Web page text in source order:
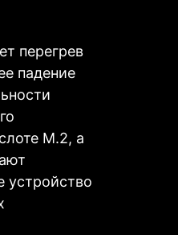
перегрев
падение
M.2, а
устройство
Manual Fan